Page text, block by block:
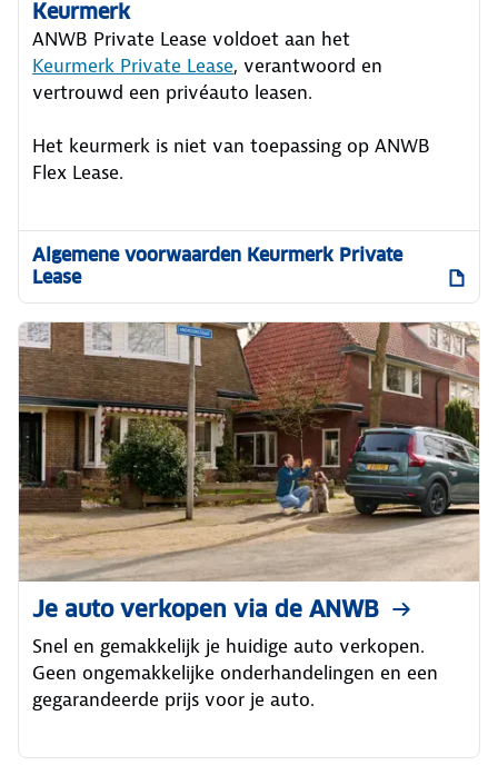
Keurmerk
ANWB Private Lease voldoet aan het
Keurmerk Private Lease, verantwoord en
vertrouwd een privéauto leasen.
Het keurmerk is niet van toepassing op ANWB
Flex Lease.
Algemene voorwaarden Keurmerk Private
Lease
Je auto verkopen via de ANWB
Snel en gemakkelijk je huidige auto verkopen.
Geen ongemakkelijke onderhandelingen en een
gegarandeerde prijs voor je auto.